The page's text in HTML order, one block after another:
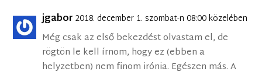
jgabor 2018. december 1. szombat-n 08:00 közelében
Még csak az első bekezdést olvastam el, de
rögtön le kell írnom, hogy ez (ebben a
helyzetben) nem finom irónia. Egészen más. A